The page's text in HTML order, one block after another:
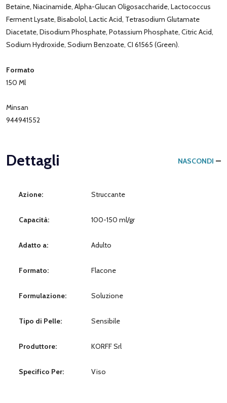
Betaine, Niacinamide, Alpha-Glucan Oligosaccharide, Lactococcus
Ferment Lysate, Bisabolol, Lactic Acid, Tetrasodium Glutamate
Diacetate, Disodium Phosphate, Potassium Phosphate, Citric Acid,
Sodium Hydroxide, Sodium Benzoate, CI 61565 (Green).
Formato
150 Ml
Minsan
944941552
Dettagli NASCONDI
Azione: Struccante
Capacità: 100-150 ml/gr
Adatto a: Adulto
Formato: Flacone
Formulazione: Soluzione
Tipo di Pelle: Sensibile
Produttore: KORFF Srl
Specifico Per: Viso